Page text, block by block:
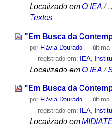
Localizado em O IEA /
Textos
"Em Busca da
por Flávia Dourado — última
— registrado em: IEA,
Localizado em O IEA /
"Em Busca da
por Flávia Dourado — última
— registrado em:
IEA,
Localizado em